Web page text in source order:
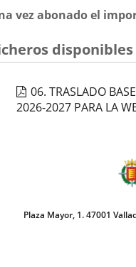
vez abonado el
disponibles
06. TRASLADO
2026-2027 PARA LA
Plaza Mayor, 1. 47001